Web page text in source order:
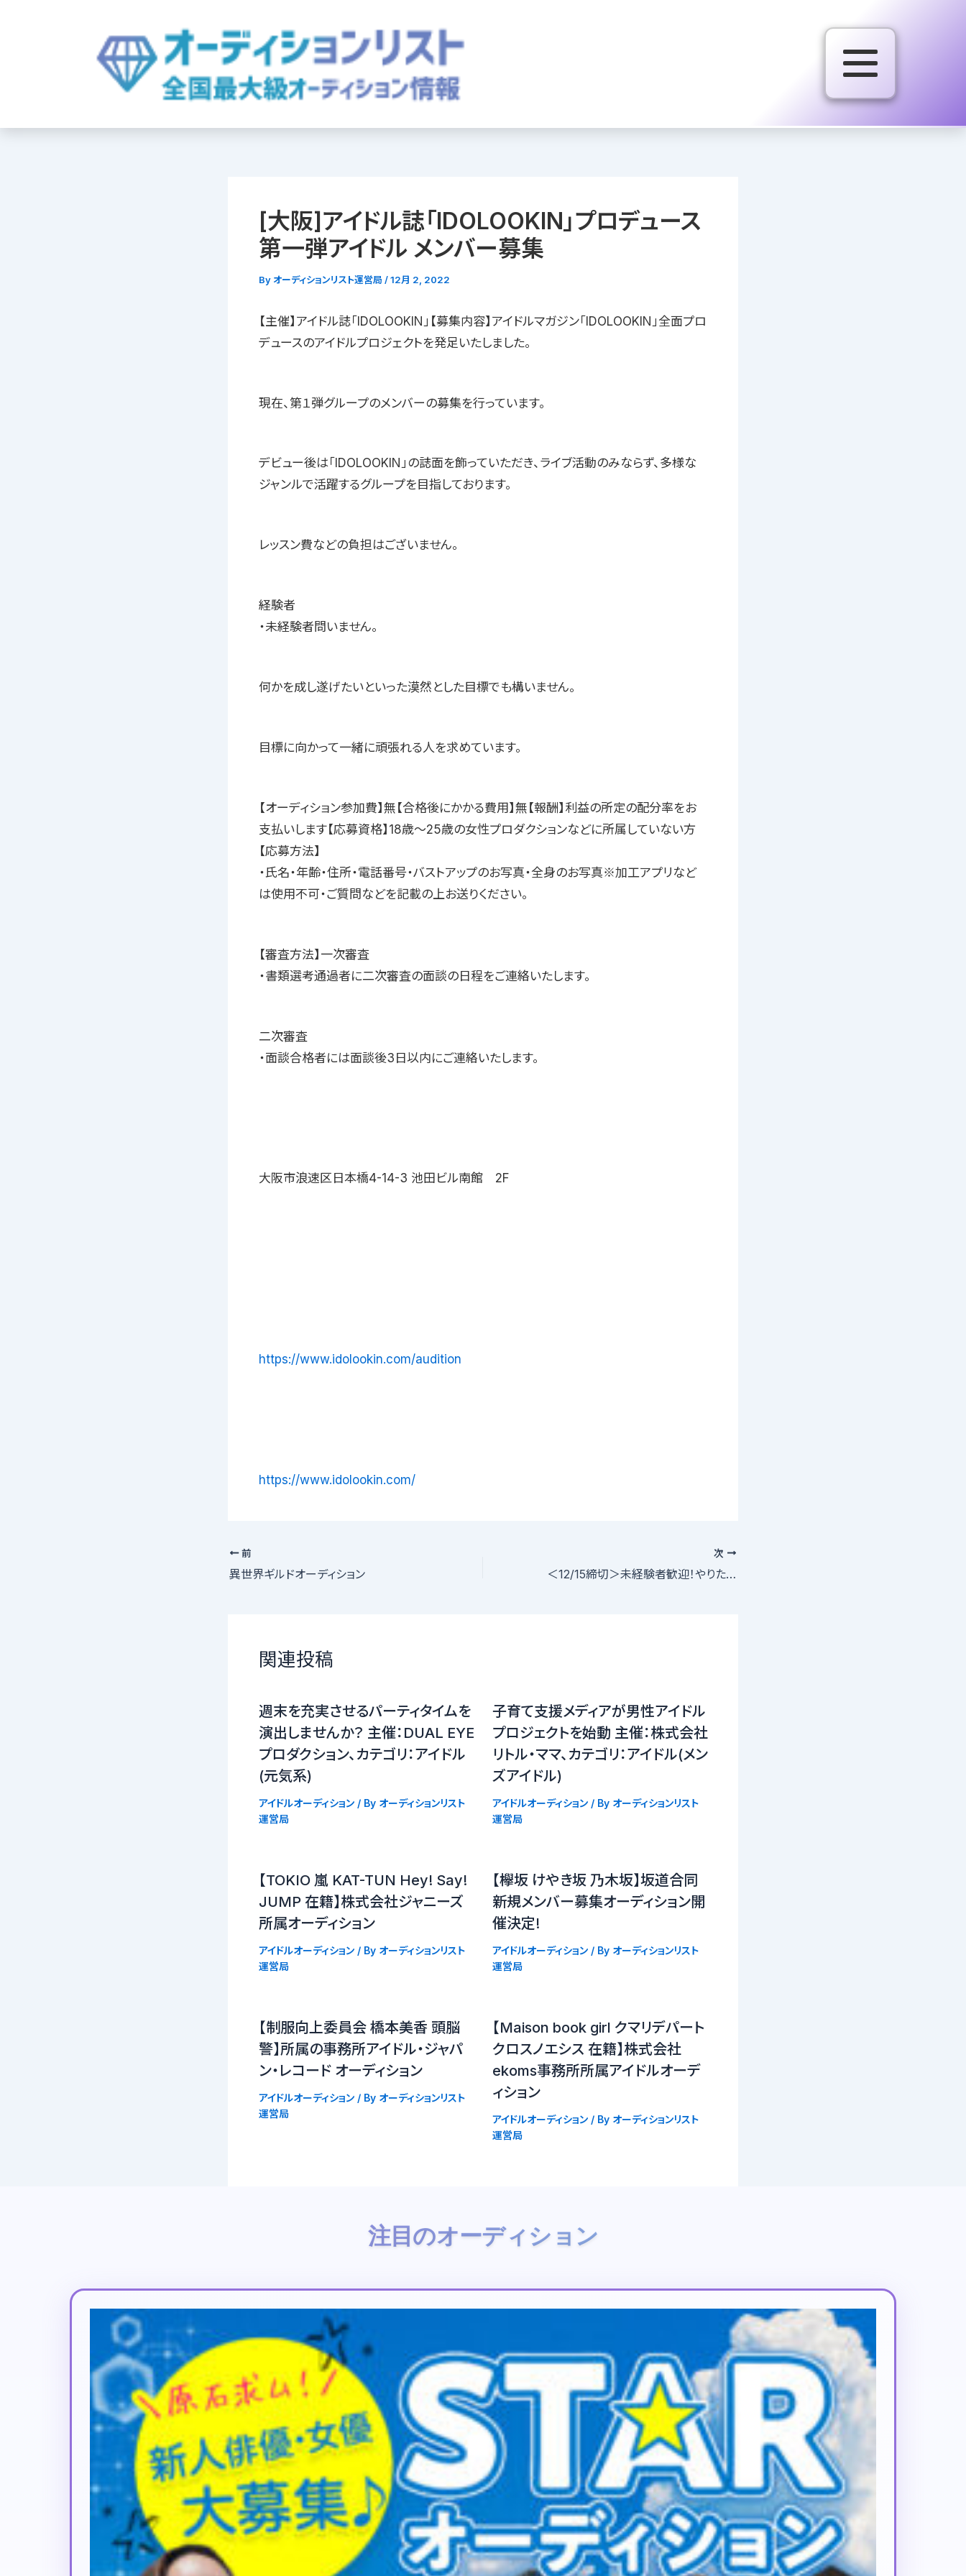
[大阪]アイドル誌「IDOLOOKIN」プロデュース
第一弾アイドル メンバー募集
By オーディションリスト運営局 /12月 2, 2022
【主催】アイドル誌「IDOLOOKIN」【募集内容】アイドルマガジン「IDOLOOKIN」全面プロ
デュースのアイドルプロジェクトを発足いたしました。
現在、第１弾グループのメンバーの募集を行っています。
デビュー後は「IDOLOOKIN」の誌面を飾っていただき、ライブ活動のみならず、多様な
ジャンルで活躍するグループを目指しております。
レッスン費などの負担はございません。
経験者
・未経験者問いません。
何かを成し遂げたいといった漠然とした目標でも構いません。
目標に向かって一緒に頑張れる人を求めています。
【オーディション参加費】無【合格後にかかる費用】無【報酬】利益の所定の配分率をお
支払いします【応募資格】18歳〜25歳の女性プロダクションなどに所属していない方
【応募方法】
・氏名・年齢・住所・電話番号・バストアップのお写真・全身のお写真※加工アプリなど
は使用不可・ご質問などを記載の上お送りください。
【審査方法】一次審査
・書類選考通過者に二次審査の面談の日程をご連絡いたします。
二次審査
・面談合格者には面談後3日以内にご連絡いたします。
大阪市浪速区日本橋4-14-3 池田ビル南館 2F
https://www.idolookin.com/audition
https://www.idolookin.com/
前
異世界ギルドオーディション
次
＜12/15締切＞未経験者歓迎！やりたい事をカタチにしよう！座・市民劇場YOUNGチームオーディション
関連投稿
週末を充実させるパーティタイムを
演出しませんか？ 主催：DUAL EYE
プロダクション、カテゴリ：アイドル
(元気系)
アイドルオーディション/ By オーディションリスト
運営局
子育て支援メディアが男性アイドル
プロジェクトを始動 主催：株式会社
リトル・ママ、カテゴリ：アイドル(メン
ズアイドル)
アイドルオーディション/ By オーディションリスト
運営局
【TOKIO 嵐 KAT-TUN Hey! Say!
JUMP 在籍】株式会社ジャニーズ
所属オーディション
アイドルオーディション/ By オーディションリスト
運営局
【欅坂 けやき坂 乃木坂】坂道合同
新規メンバー募集オーディション開
催決定!
アイドルオーディション/ By オーディションリスト
運営局
【制服向上委員会 橋本美香 頭脳
警】所属の事務所アイドル・ジャパ
ン・レコード オーディション
アイドルオーディション/ By オーディションリスト
運営局
【Maison book girl クマリデパート
クロスノエシス 在籍】株式会社
ekoms事務所所属アイドルオーデ
ィション
アイドルオーディション/ By オーディションリスト
運営局
注目のオーディション